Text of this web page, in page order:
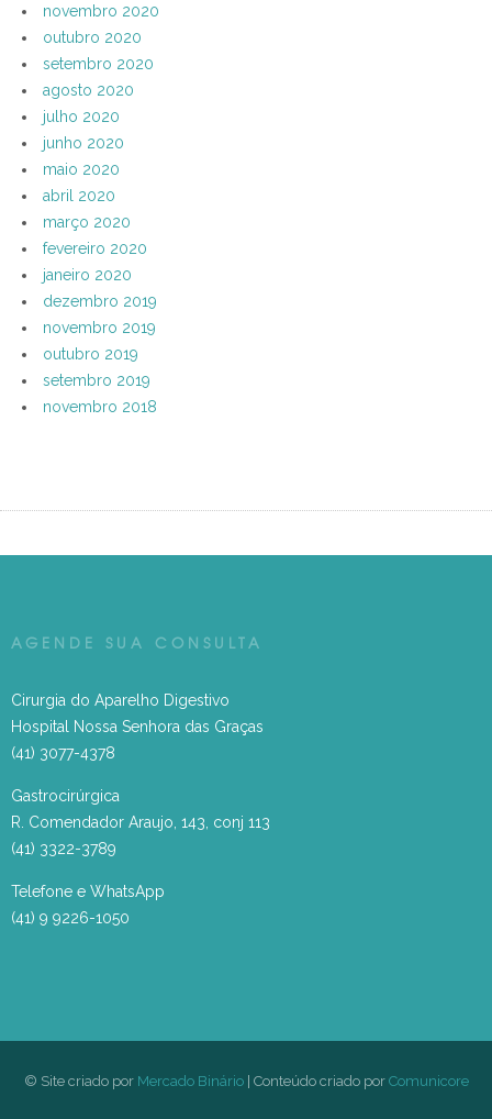
novembro 2020
outubro 2020
setembro 2020
agosto 2020
julho 2020
junho 2020
maio 2020
abril 2020
março 2020
fevereiro 2020
janeiro 2020
dezembro 2019
novembro 2019
outubro 2019
setembro 2019
novembro 2018
AGENDE SUA CONSULTA
Cirurgia do Aparelho Digestivo
Hospital Nossa Senhora das Graças
(41) 3077-4378
Gastrocirúrgica
R. Comendador Araujo, 143, conj 113
(41) 3322-3789
Telefone e WhatsApp
(41) 9 9226-1050
© Site criado por Mercado Binário| Conteúdo criado por Comunicore